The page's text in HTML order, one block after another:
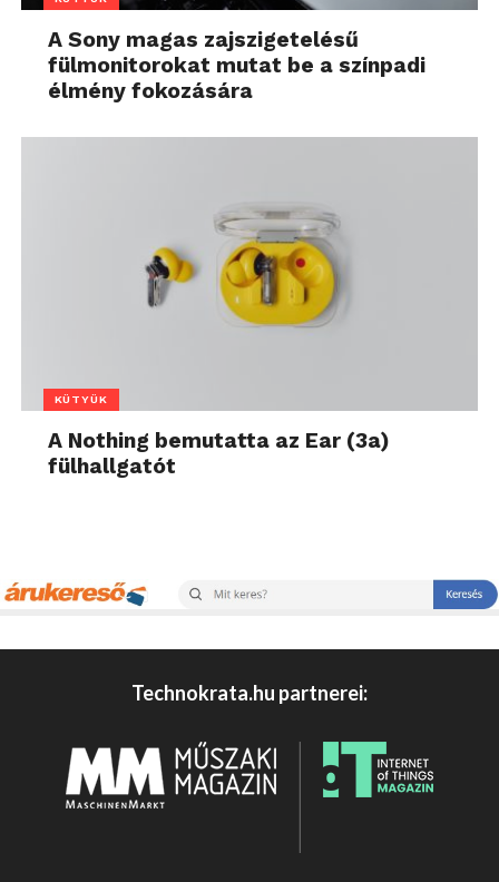
A Sony magas zajszigetelésű
fülmonitorokat mutat be a színpadi
élmény fokozására
KÜTYÜK
A Nothing bemutatta az Ear (3a)
fülhallgatót
Technokrata.hu partnerei: